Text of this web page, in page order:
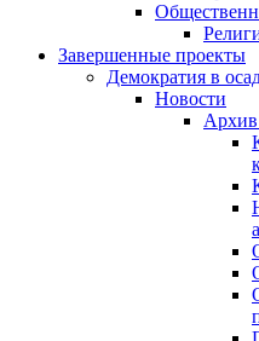
Завершенные проекты
Демократия в
Новости
Архив